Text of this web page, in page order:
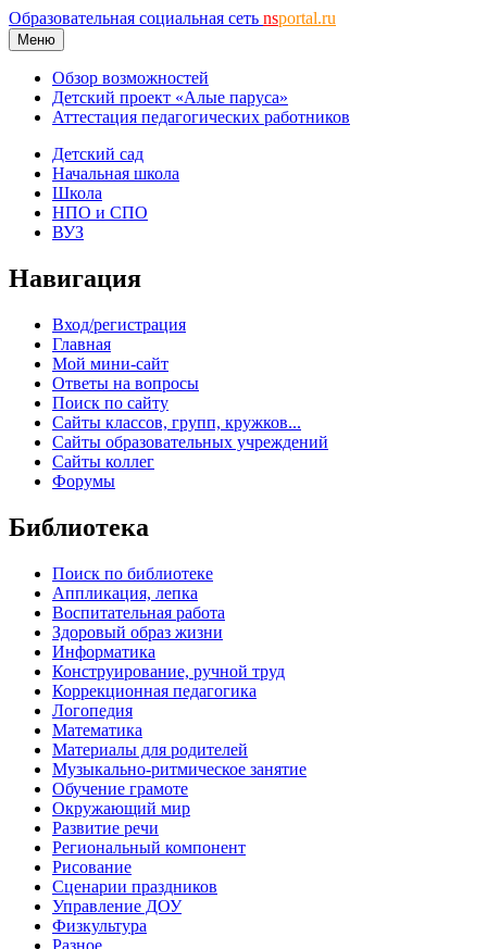
Образовательная социальная сеть nsportal.ru
Меню
Обзор возможностей
Детский проект «Алые паруса»
Аттестация педагогических работников
Детский сад
Начальная школа
Школа
НПО и СПО
ВУЗ
Навигация
Вход/регистрация
Главная
Мой мини-сайт
Ответы на вопросы
Поиск по сайту
Сайты классов, групп, кружков...
Сайты образовательных учреждений
Сайты коллег
Форумы
Библиотека
Поиск по библиотеке
Аппликация, лепка
Воспитательная работа
Здоровый образ жизни
Информатика
Конструирование, ручной труд
Коррекционная педагогика
Логопедия
Математика
Материалы для родителей
Музыкально-ритмическое занятие
Обучение грамоте
Окружающий мир
Развитие речи
Региональный компонент
Рисование
Сценарии праздников
Управление ДОУ
Физкультура
Разное